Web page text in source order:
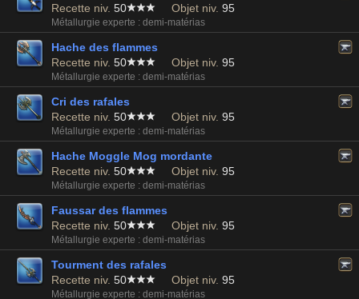
Recette niv. 50 Objet niv. 95
Métallurgie experte : demi-matérias
Hache des flammes
Recette niv. 50 Objet niv. 95
Métallurgie experte : demi-matérias
Cri des rafales
Recette niv. 50 Objet niv. 95
Métallurgie experte : demi-matérias
Hache Moggle Mog mordante
Recette niv. 50 Objet niv. 95
Métallurgie experte : demi-matérias
Faussar des flammes
Recette niv. 50 Objet niv. 95
Métallurgie experte : demi-matérias
Tourment des rafales
Recette niv. 50 Objet niv. 95
Métallurgie experte : demi-matérias